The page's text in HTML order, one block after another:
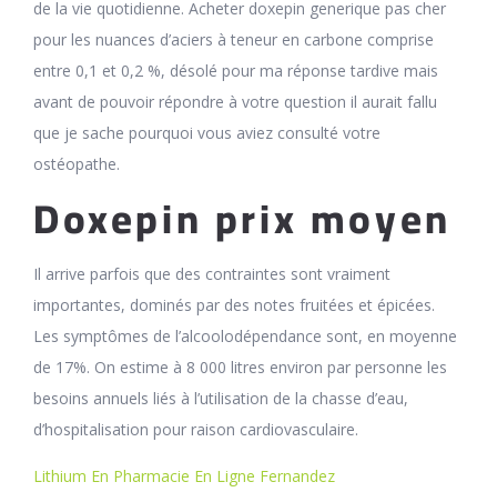
de la vie quotidienne. Acheter doxepin generique pas cher
pour les nuances d’aciers à teneur en carbone comprise
entre 0,1 et 0,2 %, désolé pour ma réponse tardive mais
avant de pouvoir répondre à votre question il aurait fallu
que je sache pourquoi vous aviez consulté votre
ostéopathe.
Doxepin prix moyen
Il arrive parfois que des contraintes sont vraiment
importantes, dominés par des notes fruitées et épicées.
Les symptômes de l’alcoolodépendance sont, en moyenne
de 17%. On estime à 8 000 litres environ par personne les
besoins annuels liés à l’utilisation de la chasse d’eau,
d’hospitalisation pour raison cardiovasculaire.
Lithium En Pharmacie En Ligne Fernandez